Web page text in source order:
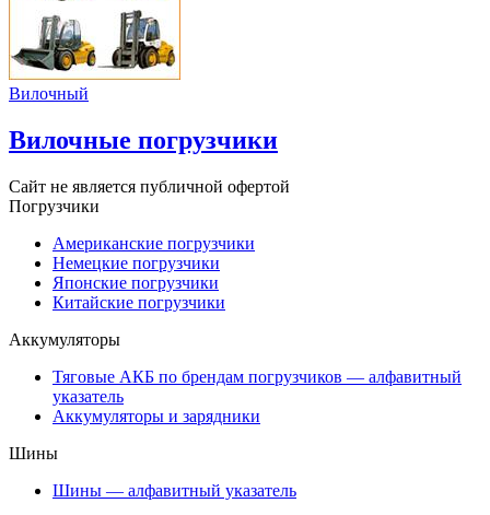
Вилочный
Вилочные погрузчики
Сайт не является публичной офертой
Погрузчики
Американские погрузчики
Немецкие погрузчики
Японские погрузчики
Китайские погрузчики
Аккумуляторы
Тяговые АКБ по брендам погрузчиков — алфавитный
указатель
Аккумуляторы и зарядники
Шины
Шины — алфавитный указатель